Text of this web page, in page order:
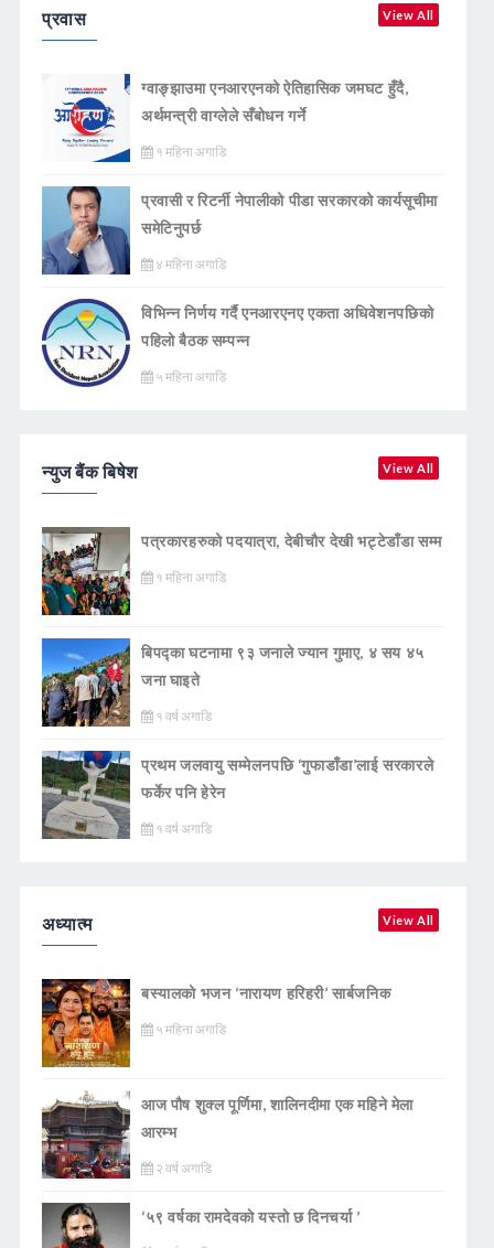
प्रवास View All
ग्वाङ्झाउमा एनआरएनको ऐतिहासिक जमघट हुँदै,
अर्थमन्त्री वाग्लेले सँबोधन गर्ने
१ महिना अगाडि
प्रवासी र रिटर्नी नेपालीको पीडा सरकारको कार्यसूचीमा
समेटिनुपर्छ
४ महिना अगाडि
विभिन्न निर्णय गर्दै एनआरएनए एकता अधिवेशनपछिको
पहिलो बैठक सम्पन्न
५ महिना अगाडि
न्युज बैंक बिषेश View All
पत्रकारहरुको पदयात्रा, देबीचौर देखी भट्टेडाँडा सम्म
१ महिना अगाडि
बिपद्का घटनामा ९३ जनाले ज्यान गुमाए, ४ सय ४५
जना घाइते
१ वर्ष अगाडि
प्रथम जलवायु सम्मेलनपछि ‘गुफाडाँडा’लाई सरकारले
फर्केर पनि हेरेन
१ वर्ष अगाडि
अध्यात्म View All
बस्यालको भजन ‘नारायण हरिहरी’ सार्बजनिक
५ महिना अगाडि
आज पौष शुक्ल पूर्णिमा, शालिनदीमा एक महिने मेला
आरम्भ
२ वर्ष अगाडि
‘५९ वर्षका रामदेवकाे यस्ताे छ दिनचर्या ’